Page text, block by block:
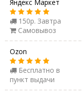
Яндекс Маркет
150р. Завтра
Самовывоз
Ozon
Бесплатно в
пункт выдачи